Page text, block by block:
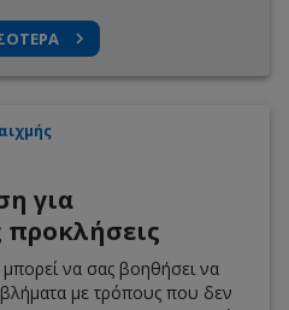
από την AWS για
λύσεων Big Data.
για
προκλήσεις
να σας βοηθήσει να
με τρόπους που δεν